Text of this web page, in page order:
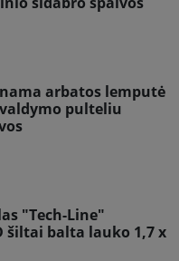
arbatos lemputė
pulteliu
"Tech-Line"
šiltai balta lauko 1,7 x